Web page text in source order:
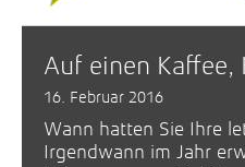
Auf einen Kaffee,
16. Februar 2016
Wann hatten Sie Ihre
Irgendwann im Jahr